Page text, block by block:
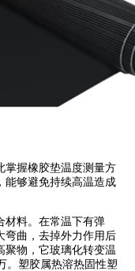
掌握橡胶垫温度测量方
能够避免持续高温造成
材料。在常温下有弹
弯曲，去掉外力作用后
聚物，它玻璃化转变温
。塑胶属热溶热固性塑